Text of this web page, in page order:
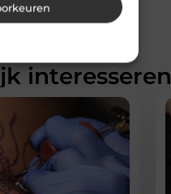
interesseren